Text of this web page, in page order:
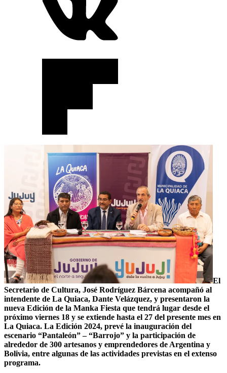
El
Secretario de Cultura, José Rodríguez Bárcena acompañó al
intendente de La Quiaca, Dante Velázquez, y presentaron la
nueva Edición de la Manka Fiesta que tendrá lugar desde el
próximo viernes 18 y se extiende hasta el 27 del presente mes en
La Quiaca. La Edición 2024, prevé la inauguración del
escenario “Pantaleón” – “Barrojo” y la participación de
alrededor de 300 artesanos y emprendedores de Argentina y
Bolivia, entre algunas de las actividades previstas en el extenso
programa.